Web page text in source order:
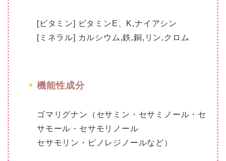
[ビタミン] ビタミンE、K,ナイアシン
[ミネラル] カルシウム,鉄,銅,リン,クロム
機能性成分
ゴマリグナン（セサミン・セサミノール・セ
サモール・セサモリノール
セサモリン・ピノレジノールなど）